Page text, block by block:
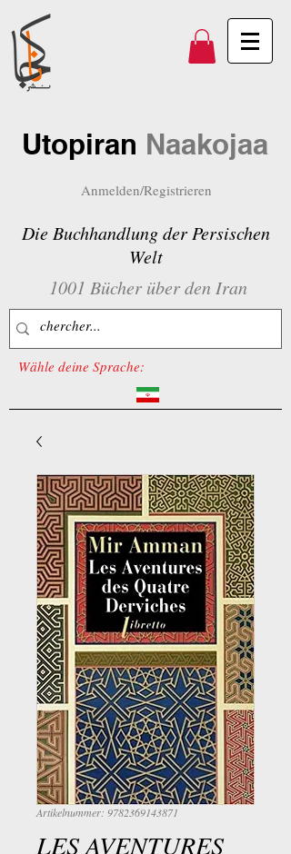
Utopiran Naakojaa
Anmelden/Registrieren
Die Buchhandlung der Persischen
Welt
1001 Bücher über den Iran
Wähle deine Sprache:
Artikelnummer: 9782369143871
LES AVENTURES